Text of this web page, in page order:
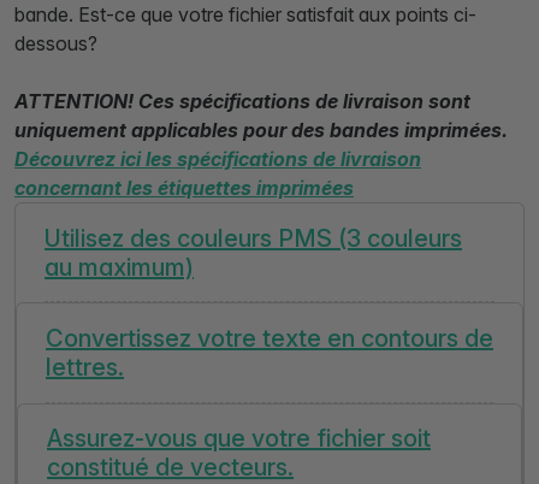
bande. Est-ce que votre fichier satisfait aux points ci-
dessous?
ATTENTION! Ces spécifications de livraison sont
uniquement applicables pour des bandes imprimées.
Découvrez ici les spécifications de livraison
concernant les étiquettes imprimées
Utilisez des couleurs PMS (3 couleurs
au maximum)
Convertissez votre texte en contours de
lettres.
Assurez-vous que votre fichier soit
constitué de vecteurs.